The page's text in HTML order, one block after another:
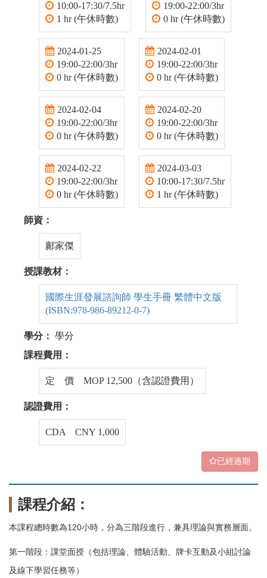
10:00-17:30/7.5hr
1 hr (午休時數)
19:00-22:00/3hr
0 hr (午休時數)
2024-01-25
19:00-22:00/3hr
0 hr (午休時數)
2024-02-01
19:00-22:00/3hr
0 hr (午休時數)
2024-02-04
19:00-22:00/3hr
0 hr (午休時數)
2024-02-20
19:00-22:00/3hr
0 hr (午休時數)
2024-02-22
19:00-22:00/3hr
0 hr (午休時數)
2024-03-03
10:00-17:30/7.5hr
1 hr (午休時數)
師資：
鄺家傑
授課教材：
國際生涯發展諮詢師 學生手冊 繁體中文版
(ISBN:978-986-89212-0-7)
學分： 學分
課程費用：
定 價 MOP 12,500（含認證費用）
認證費用：
CDA CNY 1,000
已經過期
課程介紹：
本課程總時數為120小時，分為三階段進行，兼具理論與實務層面。
第一階段：課堂面授（包括理論、體驗活動、牌卡互動及小組討論
及線下學習任務等）